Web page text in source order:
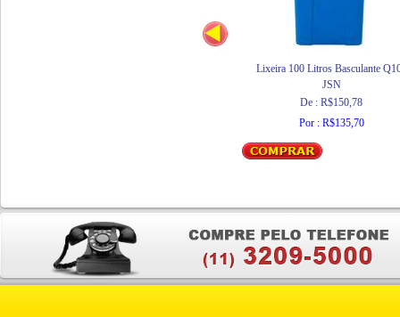
Lixeira 100 Litros Basculante
JSN
De : R$150,78
Por : R$135,70